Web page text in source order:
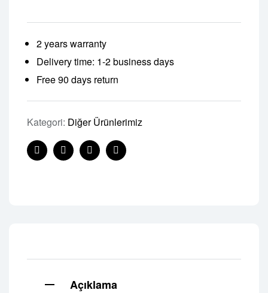
2 years warranty
Delivery time: 1-2 business days
Free 90 days return
Kategori: Diğer Ürünlerimiz
FacebookTwitterLinkedinPinterest
Açıklama